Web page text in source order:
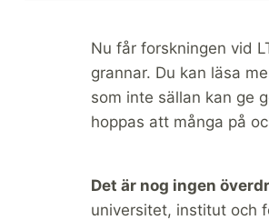
Nu får forskningen vid
grannar. Du kan läsa
som inte sällan kan ge
hoppas att många på
Det är nog ingen
universitet, institut och